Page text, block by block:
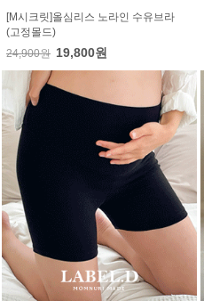
[M시크릿]올심리스 노라인 수유브라
(고정몰드)
24,900원 19,800원